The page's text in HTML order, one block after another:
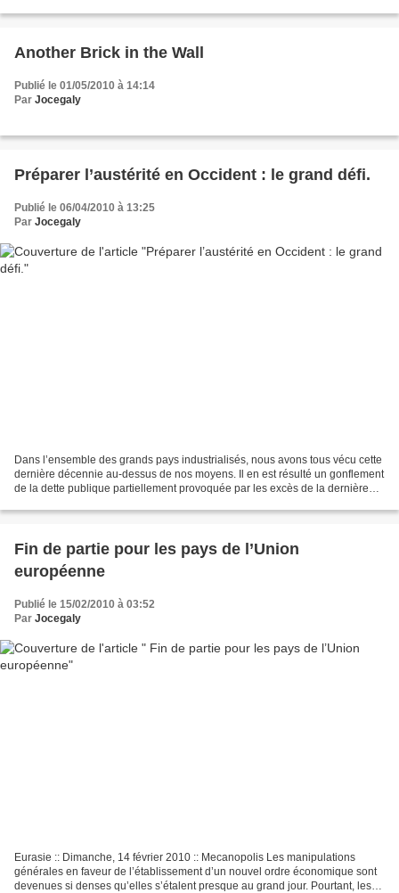
Another Brick in the Wall
Publié le 01/05/2010 à 14:14
Par Jocegaly
Préparer l’austérité en Occident : le grand défi.
Publié le 06/04/2010 à 13:25
Par Jocegaly
Dans l’ensemble des grands pays industrialisés, nous avons tous vécu cette
dernière décennie au-dessus de nos moyens. Il en est résulté un gonflement
de la dette publique partiellement provoquée par les excès de la dernière
Fin de partie pour les pays de l’Union
européenne
Publié le 15/02/2010 à 03:52
Par Jocegaly
Eurasie :: Dimanche, 14 février 2010 :: Mecanopolis Les manipulations
générales en faveur de l’établissement d’un nouvel ordre économique sont
devenues si denses qu’elles s’étalent presque au grand jour. Pourtant, les